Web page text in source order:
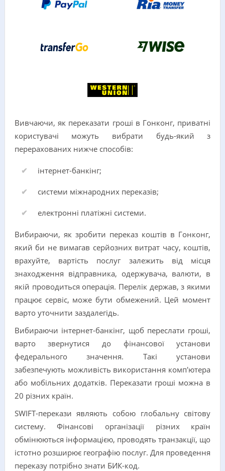
Вивчаючи, як переказати гроші в Гонконг, приватні
користувачі можуть вибрати будь-який з
перерахованих нижче способів:
інтернет-банкінг;
системи міжнародних переказів;
електронні платіжні системи.
Вибираючи, як зробити переказ коштів в Гонконг,
який би не вимагав серйозних витрат часу, коштів,
врахуйте, вартість послуг залежить від місця
знаходження відправника, одержувача, валюти, в
якій проводиться операція. Перелік держав, з якими
працює сервіс, може бути обмежений. Цей момент
варто уточнити заздалегідь.
Вибираючи інтернет-банкінг, щоб переслати гроші,
варто звернутися до фінансової установи
федерального значення. Такі установи
забезпечують можливість використання комп'ютера
або мобільних додатків. Переказати гроші можна в
20 різних країн.
SWIFT-перекази являють собою глобальну світову
систему. Фінансові організації різних країн
обмінюються інформацією, проводять транзакції, що
істотно розширює географію послуг. Для проведення
переказу потрібно знати БИК-код.